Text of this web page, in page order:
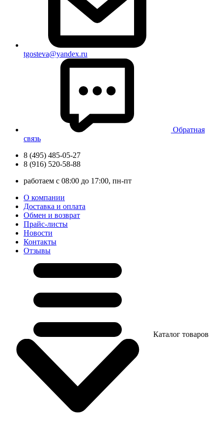
tgosteva@yandex.ru
Обратная
связь
8 (495) 485-05-27
8 (916) 520-58-88
работаем с 08:00 до 17:00, пн-пт
О компании
Доставка и оплата
Обмен и возврат
Прайс-листы
Новости
Контакты
Отзывы
Каталог товаров